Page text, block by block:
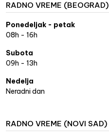
RADNO VREME (BEOGRAD)
Ponedeljak - petak
08h - 16h
Subota
09h - 13h
Nedelja
Neradni dan
RADNO VREME (NOVI SAD)